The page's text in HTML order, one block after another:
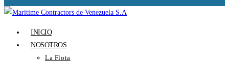
INICIO
NOSOTROS
La Flota